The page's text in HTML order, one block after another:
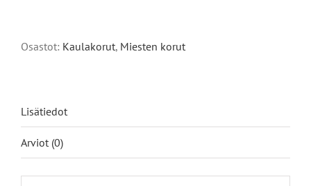
Osastot: Kaulakorut, Miesten korut
Lisätiedot
Arviot (0)